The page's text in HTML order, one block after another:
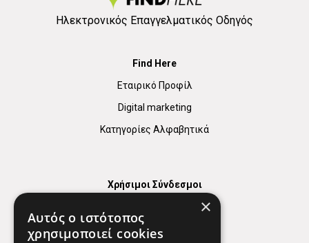
Ηλεκτρονικός Επαγγελματικός Οδηγός
Find Here
Εταιρικό Προφίλ
Digital marketing
Κατηγορίες Αλφαβητικά
Χρήσιμοι Σύνδεσμοι
Χρήσιμα Τηλέφωνα
×
Αυτός ο ιστότοπος
χρησιμοποιεί cookies